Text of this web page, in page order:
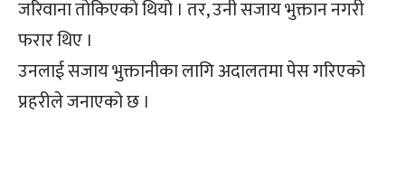
जरिवाना तोकिएको थियो । तर, उनी सजाय भुक्तान नगरी
फरार थिए ।
उनलाई सजाय भुक्तानीका लागि अदालतमा पेस गरिएको
प्रहरीले जनाएको छ ।